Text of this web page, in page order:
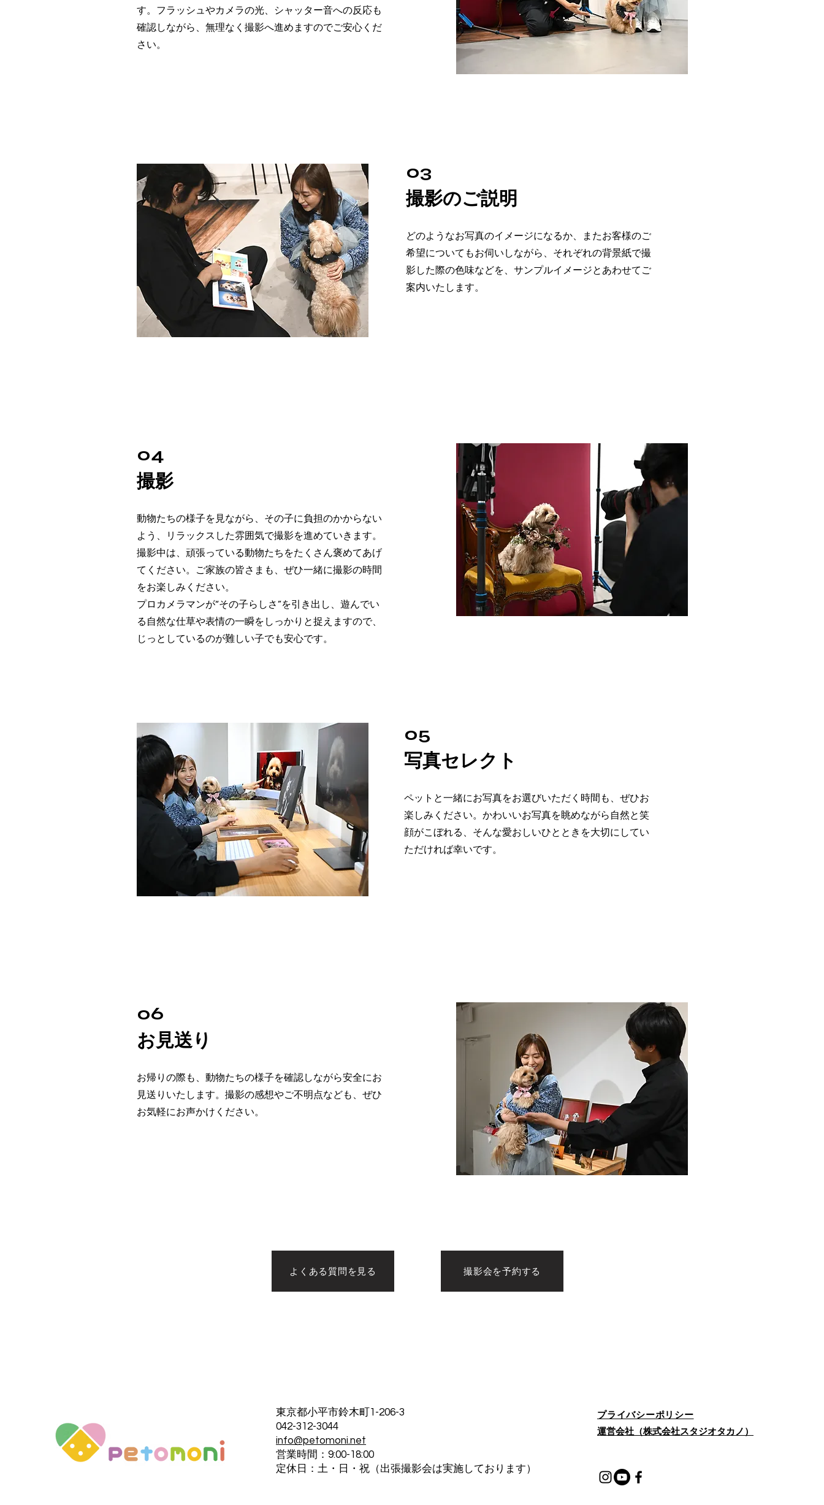
す。フラッシュやカメラの光、シャッター音への反応も
確認しながら、無理なく撮影へ進めますのでご安心くだ
さい。
03
撮影のご説明
どのようなお写真のイメージになるか、またお客様のご
希望についてもお伺いしながら、それぞれの背景紙で撮
影した際の色味などを、サンプルイメージとあわせてご
案内いたします。
04
撮影
動物たちの様子を見ながら、その子に負担のかからない
よう、リラックスした雰囲気で撮影を進めていきます。
撮影中は、頑張っている動物たちをたくさん褒めてあげ
てください。ご家族の皆さまも、ぜひ一緒に撮影の時間
をお楽しみください。
プロカメラマンが“その子らしさ”を引き出し、遊んでい
る自然な仕草や表情の一瞬をしっかりと捉えますので、
じっとしているのが難しい子でも安心です。
05
写真セレクト
ペットと一緒にお写真をお選びいただく時間も、ぜひお
楽しみください。かわいいお写真を眺めながら自然と笑
顔がこぼれる、そんな愛おしいひとときを大切にしてい
ただければ幸いです。
06
​お見送り
お帰りの際も、動物たちの様子を確認しながら安全にお
見送りいたします。撮影の感想やご不明点なども、ぜひ
お気軽にお声かけください。
よくある質問を見る 撮影会を予約する
東京都小平市鈴木町1-206-3
042-312-3044
info@petomoni.net
営業時間：9:00-18:00
定休日：土・日・祝（出張撮影会は実施しております）
プライバシーポリシー
​運営会社（株式会社スタジオタカノ）